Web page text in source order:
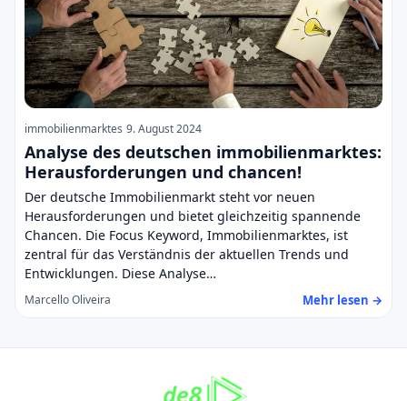
immobilienmarktes 9. August 2024
Analyse des deutschen immobilienmarktes:
Herausforderungen und chancen!
Der deutsche Immobilienmarkt steht vor neuen
Herausforderungen und bietet gleichzeitig spannende
Chancen. Die Focus Keyword, Immobilienmarktes, ist
zentral für das Verständnis der aktuellen Trends und
Entwicklungen. Diese Analyse…
Marcello Oliveira Mehr lesen →